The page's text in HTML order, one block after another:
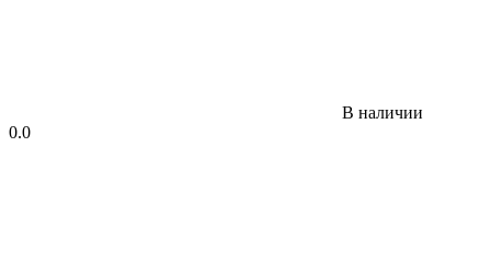
В наличии
0.0